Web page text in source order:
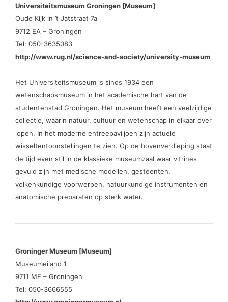
Universiteitsmuseum Groningen [Museum]
Oude Kijk in ’t Jatstraat 7a
9712 EA – Groningen
Tel: 050-3635083
http://www.rug.nl/science-and-society/university-museum
Het Universiteitsmuseum is sinds 1934 een
wetenschapsmuseum in het academische hart van de
studentenstad Groningen. Het museum heeft een veelzijdige
collectie, waarin natuur, cultuur en wetenschap in elkaar over
lopen. In het moderne entreepaviljoen zijn actuele
wisseltentoonstellingen te zien. Op de bovenverdieping staat
de tijd even stil in de klassieke museumzaal waar vitrines
gevuld zijn met medische modellen, gesteenten,
volkenkundige voorwerpen, natuurkundige instrumenten en
anatomische preparaten op sterk water.
Groninger Museum [Museum]
Museumeiland 1
9711 ME – Groningen
Tel: 050-3666555